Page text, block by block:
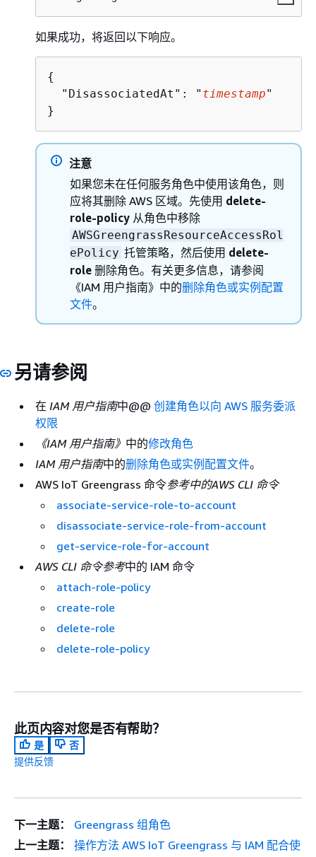
如果成功，将返回以下响应。
{
  "DisassociatedAt": "
timestamp"
}
注意
如果您未在任何服务角色中使用该角色，则
应将其删除 AWS 区域。先使用 delete-
role-policy 从角色中移除
AWSGreengrassResourceAccessRol
ePolicy 托管策略，然后使用 delete-
role 删除角色。有关更多信息，请参阅
《IAM 用户指南》 中的删除角色或实例配置
文件。
另请参阅
在 IAM 用户指南中@@ 创建角色以向 AWS 服务委派
权限
《IAM 用户指南》 中的修改角色
IAM 用户指南中的删除角色或实例配置文件。
AWS IoT Greengrass 命令参考中的AWS CLI 命令
associate-service-role-to-account
disassociate-service-role-from-account
get-service-role-for-account
AWS CLI 命令参考中的 IAM 命令
attach-role-policy
create-role
delete-role
delete-role-policy
此页内容对您是否有帮助？
是
否
提供反馈
下一主题：
Greengrass 组角色
上一主题：
操作方法 AWS IoT Greengrass 与 IAM 配合使